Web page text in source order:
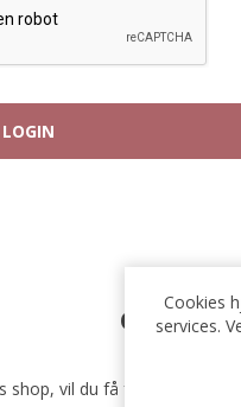
vil du få fordelene
Cookies
services.